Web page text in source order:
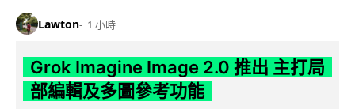
Lawton 1 小時
Grok Imagine Image 2.0 推出 主打局
部編輯及多圖參考功能